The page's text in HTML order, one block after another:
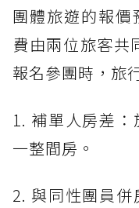
團體旅遊的報
費由兩位旅客共
報名參團時，旅
1. 補單人房差
一整間房。
2. 與同性團員